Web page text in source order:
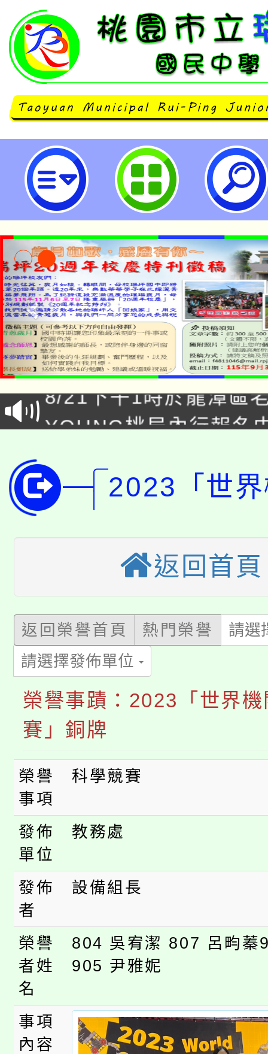
桃園市立瑞坪國民中學
「本色祭」8/29、30在
場熱烈登場!
8/21下午1時於龍潭區
徵才活動。
YOUNG桃局內行報名
開!
115年桃園市運動會8/
田徑場及游泳池舉行。
桃園市低收入戶享有免
視費優惠，中低收入戶
半價優惠，詳情可洽有
者。
大園自造教育及科技中
份教師增能研習
大溪自造教育及科技
份教師研習
淨零綠生活教案入校路
會
115年食農教育專業人
程
「本色祭」8/29、30在
場熱烈登場!
8/21下午1時於龍潭區
徵才活動。
YOUNG桃局內行報名
開!
115年桃園市運動會8/
田徑場及游泳池舉行。
桃園市低收入戶享有免
視費優惠，中低收入戶
半價優惠，詳情可洽有
大園自造教育及科技中
份教師增能研習
大溪自造教育及科技中
淨零綠生活教案入校路
會
115年食農教育專業人
程
2023「世
返回首頁
返回榮譽首頁 熱門榮譽
請選
請選擇發佈單位
榮譽事蹟：2023「世界
賽」銅牌
榮譽
事項
科學競賽
發佈
單位
教務處
發佈
者
設備組長
榮譽
者姓
名
804 吳宥潔 807 呂畇蓁
905 尹雅妮
事項
內容